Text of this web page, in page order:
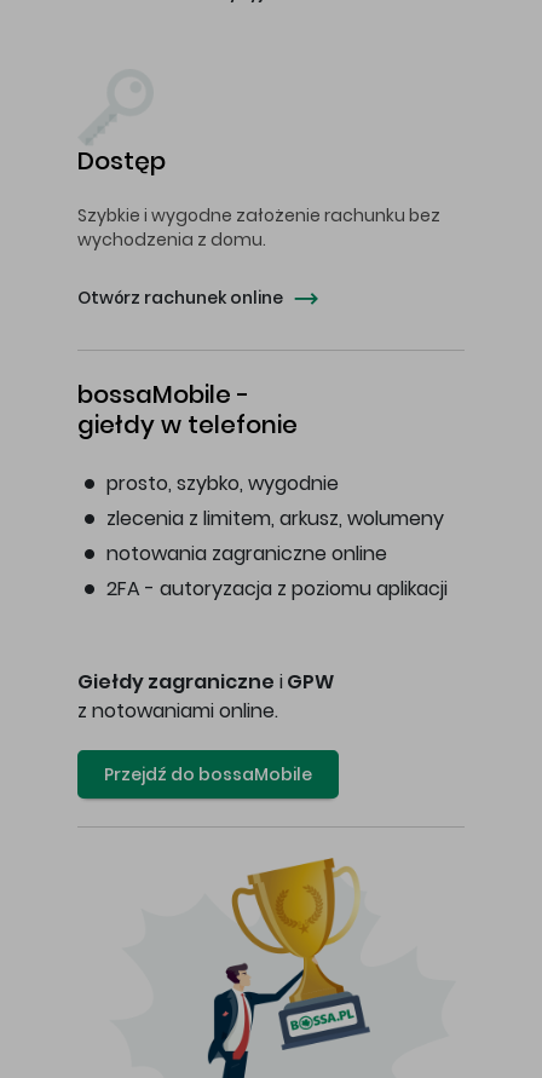
Dostęp
Szybkie i wygodne założenie rachunku bez
wychodzenia z domu.
Otwórz rachunek online
bossaMobile -
giełdy w telefonie
prosto, szybko, wygodnie
zlecenia z limitem, arkusz, wolumeny
notowania zagraniczne online
2FA - autoryzacja z poziomu aplikacji
Giełdy zagraniczne i GPW
z notowaniami online.
Przejdź do bossaMobile